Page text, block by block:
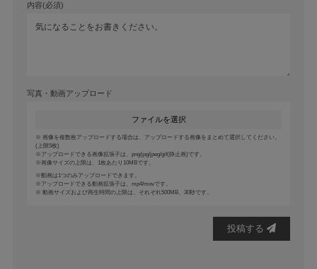
内容(必須)
写真・動画アップロード
ファイルを選択
画像を複数枚アップロードする場合は、アップロードする画像をまとめて選択してください。
(上限5枚)
アップロードできる画像拡張子は、png/jpg/jpeg/gif(静止画)です。
画像サイズの上限は、1枚あたり10MBです。
動画は1つのみアップロードできます。
アップロードできる動画拡張子は、mp4/movです。
動画サイズおよび再生時間の上限は、それぞれ500MB、30秒です。
投稿する